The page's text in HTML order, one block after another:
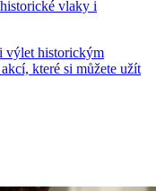
vlaky i
výlet historickým
které si můžete užít